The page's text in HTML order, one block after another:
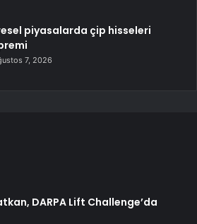
piyasalarda çip hisseleri
7, 2026
DARPA Lift Challenge’da